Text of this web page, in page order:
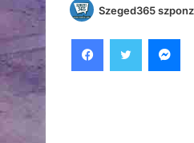
Szeged365